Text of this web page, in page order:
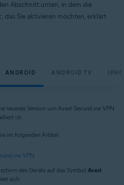
Abschnitt unten, in dem die
, das Sie aktivieren möchten, erklärt
ANDROID ANDROID TV
neueste Version von Avast SecureLine VPN
ist.
im folgenden Artikel:
VPN
des Geräts auf das Symbol Avast
sich.